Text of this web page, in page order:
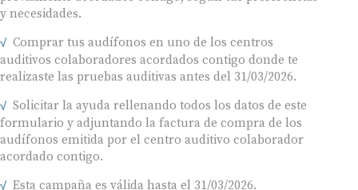
y necesidades.
Comprar tus audífonos en uno de los centros
auditivos colaboradores acordados contigo donde te
realizaste las pruebas auditivas antes del 31/03/2026.
Solicitar la ayuda rellenando todos los datos de este
formulario y adjuntando la factura de compra de los
audífonos emitida por el centro auditivo colaborador
acordado contigo.
Esta campaña es válida hasta el 31/03/2026.